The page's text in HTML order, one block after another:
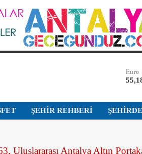
Bist-
Dolar
Euro
Altın
ŞEHİR REHBERİ
Uluslararası Antalya Altın